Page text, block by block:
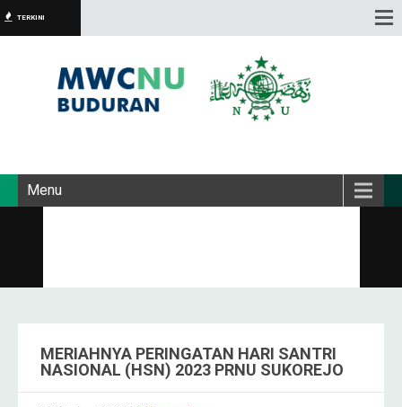
TERKINI
Menu
MERIAHNYA PERINGATAN HARI SANTRI
NASIONAL (HSN) 2023 PRNU SUKOREJO